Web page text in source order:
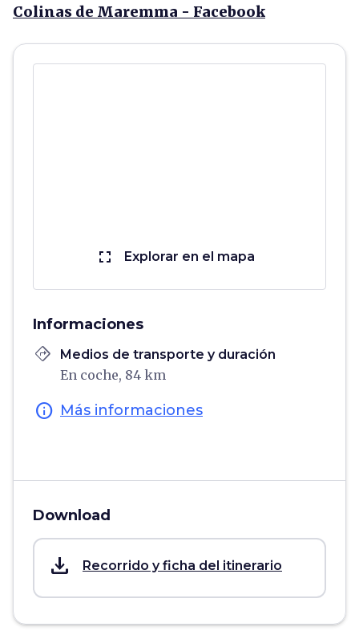
Colinas de Maremma - Facebook
fullscreen Explorar en el mapa
Informaciones
directions Medios de transporte y duración
En coche, 84 km
info Más informaciones
Download
save_alt Recorrido y ficha del itinerario